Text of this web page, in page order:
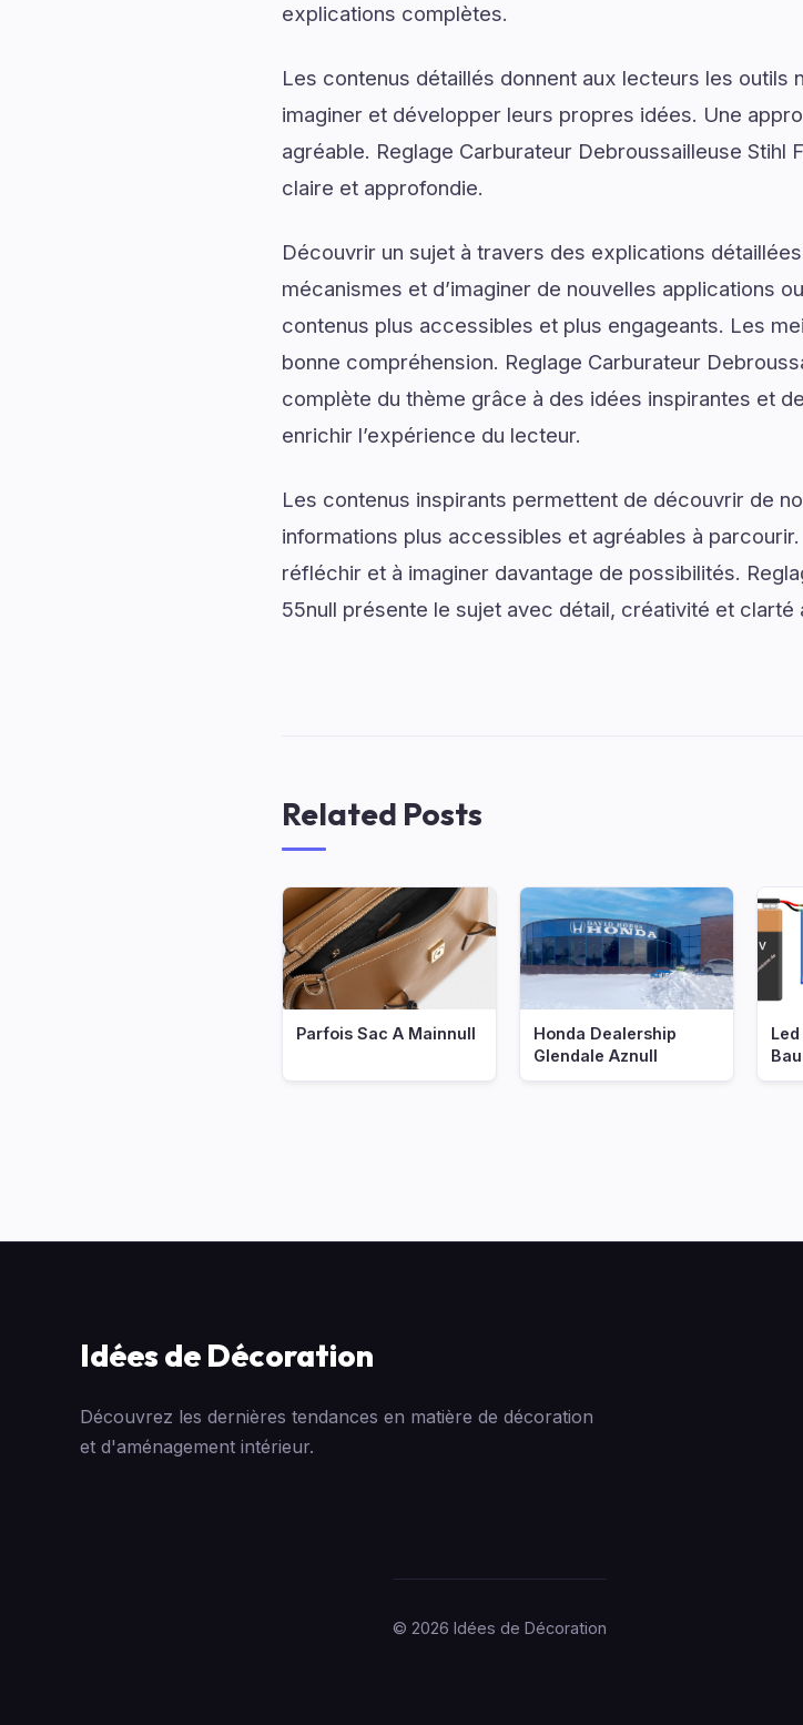
explications complètes.
Les contenus détaillés donnent aux lecteurs les
imaginer et développer leurs propres idées. Une
agréable. Reglage Carburateur Debroussailleuse Stihl
claire et approfondie.
Découvrir un sujet à travers des explications
mécanismes et d’imaginer de nouvelles applications
contenus plus accessibles et plus engageants. Les
bonne compréhension. Reglage Carburateur
complète du thème grâce à des idées inspirantes et
enrichir l’expérience du lecteur.
Les contenus inspirants permettent de découvrir de
informations plus accessibles et agréables à
réfléchir et à imaginer davantage de possibilités.
55null présente le sujet avec détail, créativité et
Related Posts
Parfois Sac A Mainnull
Honda Dealership
Glendale Aznull
Idées de Décoration
Découvrez les dernières tendances en matière de décoration
et d'aménagement intérieur.
© 2026 Idées de Décoration